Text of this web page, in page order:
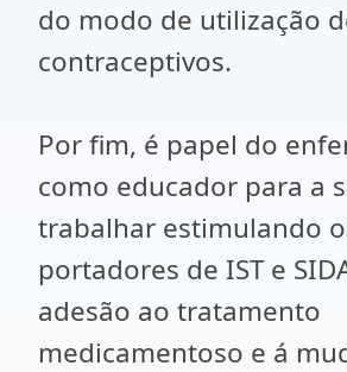
do modo de utilização
contraceptivos.
Por fim, é papel do
como educador para a
trabalhar estimulando
portadores de IST e
adesão ao tratamento
medicamentoso e á